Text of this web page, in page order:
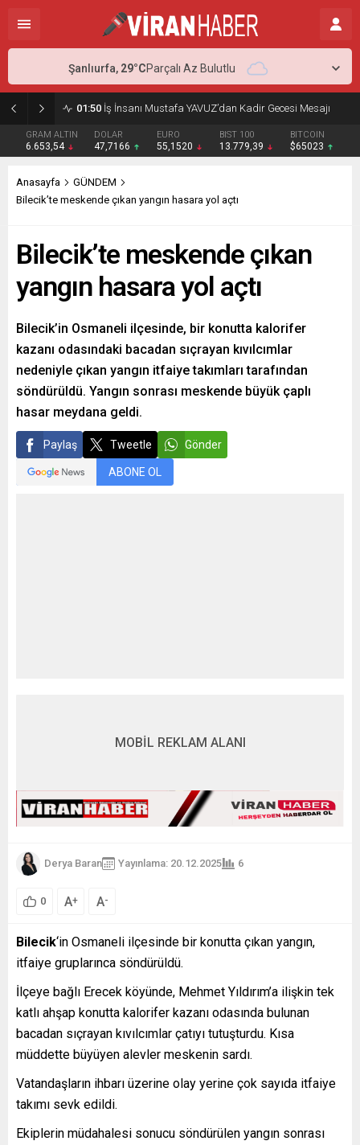
01:50 İş İnsanı Mustafa YAVUZ’dan Kadir Gecesi Mesajı
GRAM ALTIN
6.653,54
DOLAR
47,7166
EURO
55,1520
BIST 100
13.779,39
BITCOIN
$65023
Şanlıurfa, 29°CParçalı Az Bulutlu
Anasayfa
GÜNDEM
Bilecik’te meskende çıkan yangın hasara yol açtı
Bilecik’te meskende çıkan
yangın hasara yol açtı
Bilecik’in Osmaneli ilçesinde, bir konutta kalorifer
kazanı odasındaki bacadan sıçrayan kıvılcımlar
nedeniyle çıkan yangın itfaiye takımları tarafından
söndürüldü. Yangın sonrası meskende büyük çaplı
hasar meydana geldi.
Paylaş Tweetle Gönder
ABONE OL
MOBİL REKLAM ALANI
Derya Baran Yayınlama: 20.12.2025 6
0 A+ A-
Bilecik‘in Osmaneli ilçesinde bir konutta çıkan yangın,
itfaiye gruplarınca söndürüldü.
İlçeye bağlı Erecek köyünde, Mehmet Yıldırım’a ilişkin tek
katlı ahşap konutta kalorifer kazanı odasında bulunan
bacadan sıçrayan kıvılcımlar çatıyı tutuşturdu. Kısa
müddette büyüyen alevler meskenin sardı.
Vatandaşların ihbarı üzerine olay yerine çok sayıda itfaiye
takımı sevk edildi.
Ekiplerin müdahalesi sonucu söndürülen yangın sonrası